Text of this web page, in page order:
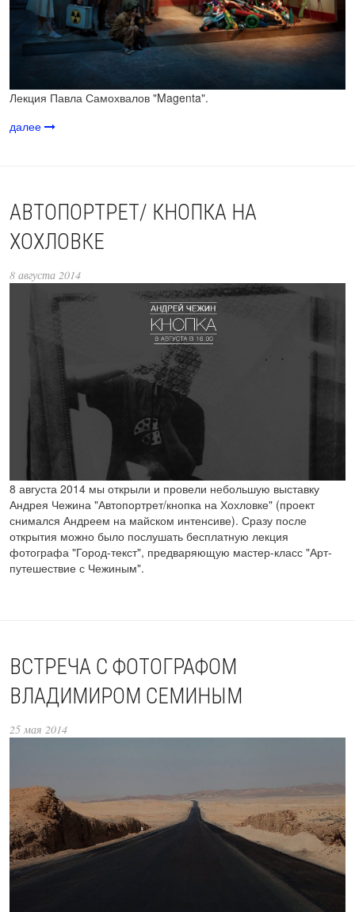
Лекция Павла Самохвалов "Magenta".
далее
АВТОПОРТРЕТ/ КНОПКА НА
ХОХЛОВКЕ
8 августа 2014
8 августа 2014 мы открыли и провели небольшую выставку
Андрея Чежина "Автопортрет/кнопка на Хохловке" (проект
снимался Андреем на майском интенсиве). Сразу после
открытия можно было послушать бесплатную лекция
фотографа "Город-текст", предваряющую мастер-класс "Арт-
путешествие с Чежиным".
ВСТРЕЧА С ФОТОГРАФОМ
ВЛАДИМИРОМ СЕМИНЫМ
25 мая 2014